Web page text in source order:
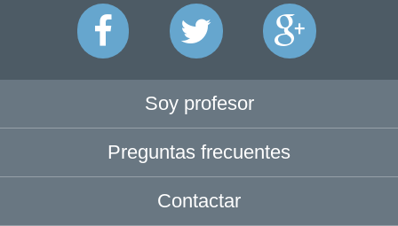
Soy profesor
Preguntas frecuentes
Contactar